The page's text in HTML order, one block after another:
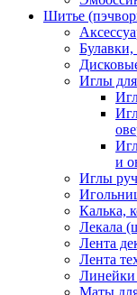
Шитье
Булавки,
Иглы
и
Иглы
Калька,
Лекала
Лента
Лента
Линейки
Маты